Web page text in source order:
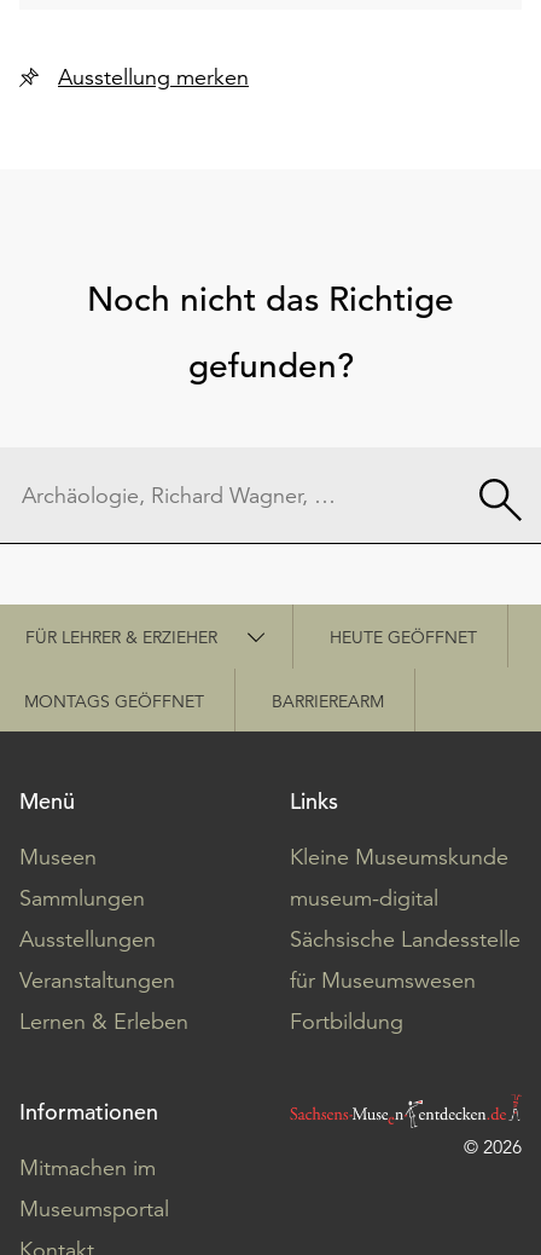
Ausstellung merken
Noch nicht das Richtige
gefunden?
Schnellzugriff
FÜR LEHRER & ERZIEHER HEUTE GEÖFFNET
MONTAGS GEÖFFNET BARRIEREARM
Menü
Museen
Sammlungen
Ausstellungen
Veranstaltungen
Lernen & Erleben
Links
Kleine Museumskunde
museum-digital
Sächsische Landesstelle
für Museumswesen
Fortbildung
Informationen
Mitmachen im
Museumsportal
Kontakt
© 2026